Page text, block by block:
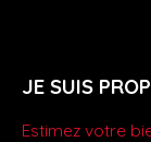
JE SUIS
Estimez votre